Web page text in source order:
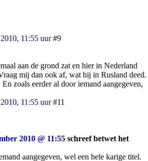
11:55 uur #9
aan de grond zat en hier in Nederland
mij dan ook af, wat hij in Rusland deed.
zoals eerder al door iemand aangegeven,
11:55 uur #11
2010 @ 11:55 schreef betwet het
aangegeven, wel een hele karige titel.